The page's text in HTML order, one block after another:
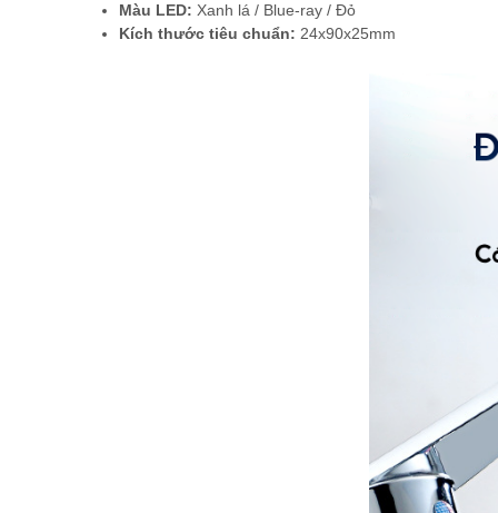
Màu LED: Xanh lá / Blue-ray / Đỏ
Kích thước tiêu chuẩn: 24x90x25mm